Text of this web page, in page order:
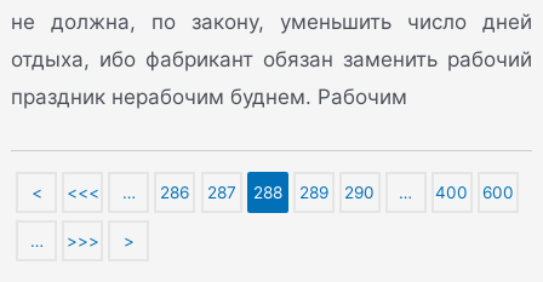
не должна, по закону, уменьшить число дней
отдыха, ибо фабрикант обязан заменить рабочий
праздник нерабочим буднем. Рабочим
< <<< … 286 287 288 289 290 … 400 600
… >>> >